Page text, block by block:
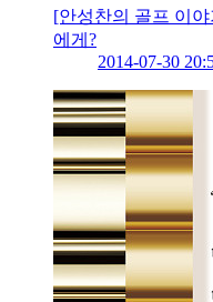
[안성찬의 골프 이
에게?
2014-07-30